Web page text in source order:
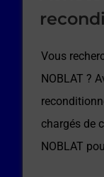
Vous
NOBLAT ?
chargés de
NOBLAT